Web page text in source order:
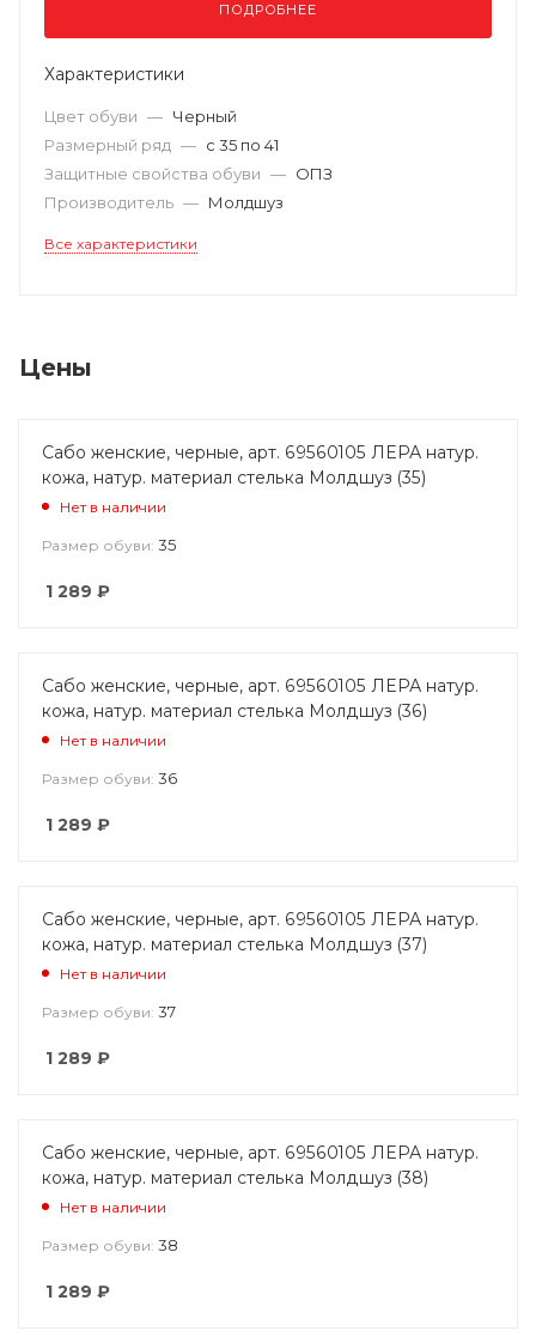
ПОДРОБНЕЕ
Характеристики
Цвет обуви — Черный
Размерный ряд — с 35 по 41
Защитные свойства обуви — ОПЗ
Производитель — Молдшуз
Все характеристики
Цены
Сабо женские, черные, арт. 69560105 ЛЕРА натур.
кожа, натур. материал стелька Молдшуз (35)
Нет в наличии
Размер обуви: 35
1 289 ₽
Сабо женские, черные, арт. 69560105 ЛЕРА натур.
кожа, натур. материал стелька Молдшуз (36)
Нет в наличии
Размер обуви: 36
1 289 ₽
Сабо женские, черные, арт. 69560105 ЛЕРА натур.
кожа, натур. материал стелька Молдшуз (37)
Нет в наличии
Размер обуви: 37
1 289 ₽
Сабо женские, черные, арт. 69560105 ЛЕРА натур.
кожа, натур. материал стелька Молдшуз (38)
Нет в наличии
Размер обуви: 38
1 289 ₽